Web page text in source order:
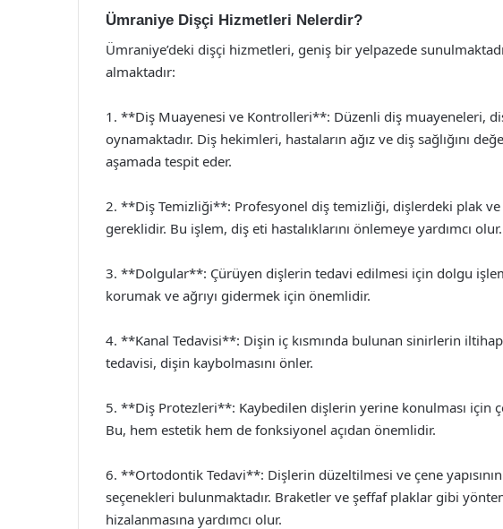
Ümraniye Dişçi Hizmetleri Nelerdir?
Ümraniye’deki dişçi hizmetleri, geniş bir yelpazede
almaktadır:
1. **Diş Muayenesi ve Kontrolleri**: Düzenli diş muayeneleri,
oynamaktadır. Diş hekimleri, hastaların ağız ve diş sağlığını
aşamada tespit eder.
2. **Diş Temizliği**: Profesyonel diş temizliği, dişlerdeki plak
gereklidir. Bu işlem, diş eti hastalıklarını önlemeye yardımcı olur.
3. **Dolgular**: Çürüyen dişlerin tedavi edilmesi için dolgu
korumak ve ağrıyı gidermek için önemlidir.
4. **Kanal Tedavisi**: Dişin iç kısmında bulunan sinirlerin
tedavisi, dişin kaybolmasını önler.
5. **Diş Protezleri**: Kaybedilen dişlerin yerine konulması için
Bu, hem estetik hem de fonksiyonel açıdan önemlidir.
6. **Ortodontik Tedavi**: Dişlerin düzeltilmesi ve çene
seçenekleri bulunmaktadır. Braketler ve şeffaf plaklar gibi
hizalanmasına yardımcı olur.